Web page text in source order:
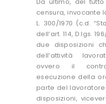
censura, invocante
L. 300/1970 (c.d.
dell’art. 114, D.lgs.
due disposizioni
dell’attività
ovvero il
esecuzione della
parte del
disposizioni,